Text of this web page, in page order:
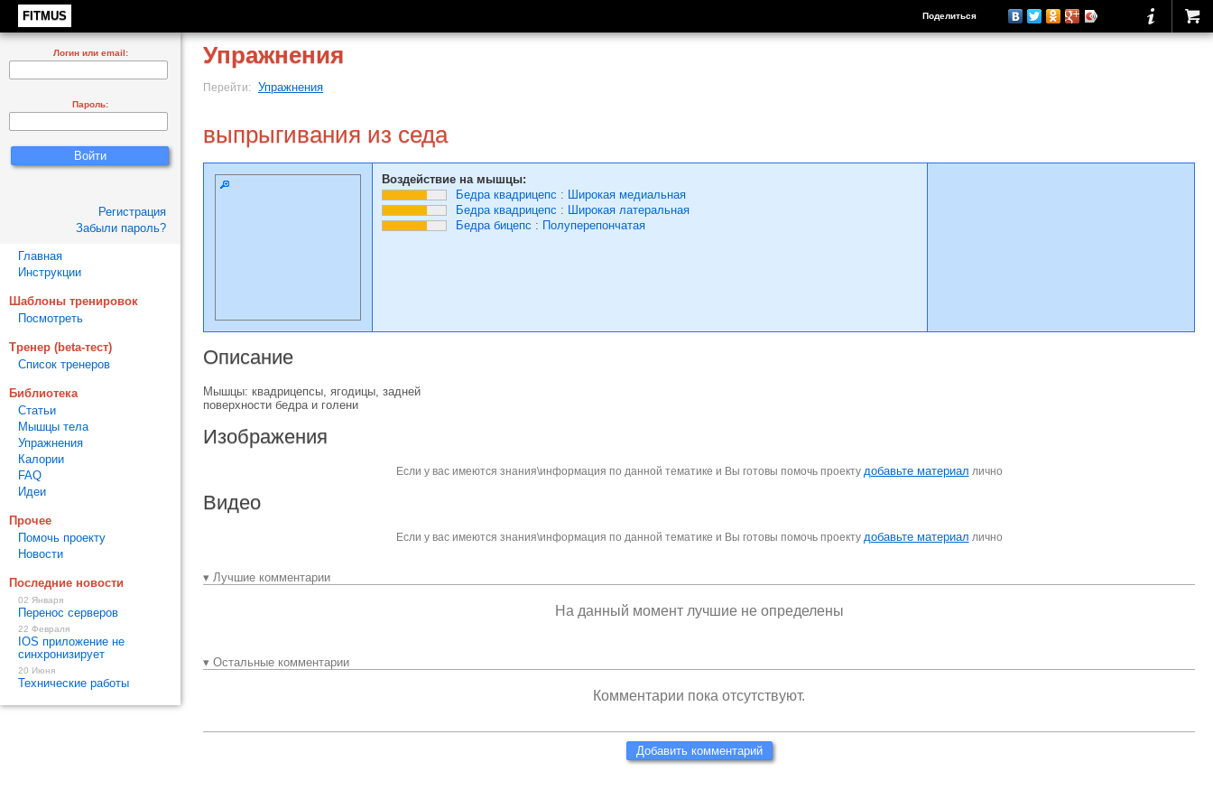
FITMUS Поделиться
Упражнения
Перейти: Упражнения
выпрыгивания из седа
Воздействие на мышцы:
Бедра квадрицепс : Широкая медиальная
Бедра квадрицепс : Широкая латеральная
Бедра бицепс : Полуперепончатая
Описание
Мышцы: квадрицепсы, ягодицы, задней
поверхности бедра и голени
Изображения
Если у вас имеются знания\информация по данной тематике и Вы готовы помочь проекту добавьте материал лично
Видео
Если у вас имеются знания\информация по данной тематике и Вы готовы помочь проекту добавьте материал лично
▾ Лучшие комментарии
На данный момент лучшие не определены
▾ Остальные комментарии
Комментарии пока отсутствуют.
Добавить комментарий
Логин или email:
Пароль:
Регистрация
Забыли пароль?
Главная
Инструкции
Шаблоны тренировок
Посмотреть
Тренер (beta-тест)
Список тренеров
Библиотека
Статьи
Мышцы тела
Упражнения
Калории
FAQ
Идеи
Прочее
Помочь проекту
Новости
Последние новости
02 Января
Перенос серверов
22 Февраля
IOS приложение не
синхронизирует
20 Июня
Технические работы